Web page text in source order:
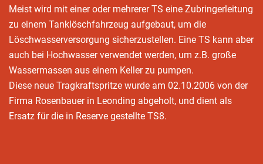
Meist wird mit einer oder mehrerer TS eine Zubringerleitung
zu einem Tanklöschfahrzeug aufgebaut, um die
Löschwasserversorgung sicherzustellen. Eine TS kann aber
auch bei Hochwasser verwendet werden, um z.B. große
Wassermassen aus einem Keller zu pumpen.
Diese neue Tragkraftspritze wurde am 02.10.2006 von der
Firma Rosenbauer in Leonding abgeholt, und dient als
Ersatz für die in Reserve gestellte TS8.